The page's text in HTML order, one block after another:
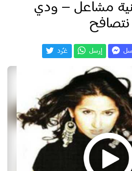
مشاعل – ودي
نتصافح
إرسل غـّرد